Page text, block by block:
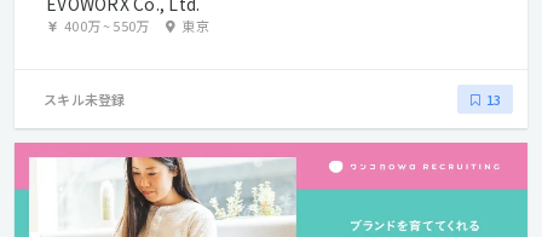
400万~550万 東京
スキル未登録 13